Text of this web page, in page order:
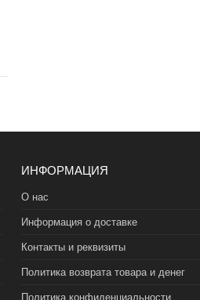
ИНФОРМАЦИЯ
О нас
Информация о доставке
Контакты и реквизиты
Политика возврата товара и денег
Политика конфиденциальности